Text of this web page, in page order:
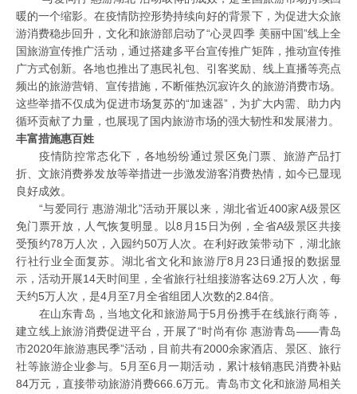
暖的一个缩影。在疫情防控形势持续向好的背景下，为促进大众旅
游消费稳步回升，文化和旅游部启动了“心灵四季 美丽中国”线上全
国旅游宣传推广活动，通过搭建多平台宣传推广矩阵，推动宣传推
广方式创新。各地也推出了惠民礼包、引客奖励、线上直播等亮点
频出的旅游营销、宣传措施，不断催热沉寂许久的旅游消费市场。
这些举措不仅成为促进市场复苏的“加速器”，为扩大内需、助力内
循环贡献了力量，也展现了国内旅游市场的强大韧性和发展潜力。
丰富措施惠百姓
疫情防控常态化下，各地纷纷通过景区免门票、旅游产品打
折、文旅消费券发放等举措进一步激发游客消费热情，如今已显现
良好成效。
“与爱同行 惠游湖北”活动开展以来，湖北省近400家A级景区
免门票开放，人气恢复明显。以8月15日为例，全省A级景区共接
受预约78万人次，入园约50万人次。在利好政策带动下，湖北旅
行社行业全面复苏。湖北省文化和旅游厅8月23日通报的数据显
示，活动开展14天时间里，全省旅行社组接游客达69.2万人次，每
天约5万人次，是4月至7月全省组团人次数的2.84倍。
在山东青岛，当地文化和旅游局于5月份携手在线旅行商等，
建立线上旅游消费促进平台，开展了“时尚有你 惠游青岛——青岛
市2020年旅游惠民季”活动，目前共有2000余家酒店、景区、旅行
社等旅游企业参与。5月至6月一期活动，累计核销惠民消费补贴
84万元，直接带动旅游消费666.6万元。青岛市文化和旅游局相关